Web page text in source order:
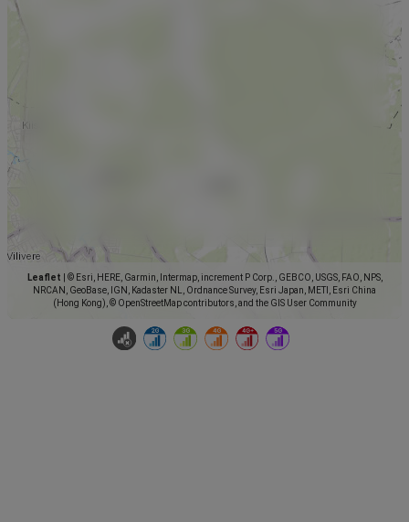
Leaflet
© Esri, HERE, Garmin, Intermap, increment P Corp., GEBCO, USGS, FAO, NPS,
NRCAN, GeoBase, IGN, Kadaster NL, Ordnance Survey, Esri Japan, METI, Esri China
(Hong Kong), © OpenStreetMap contributors, and the GIS User Community